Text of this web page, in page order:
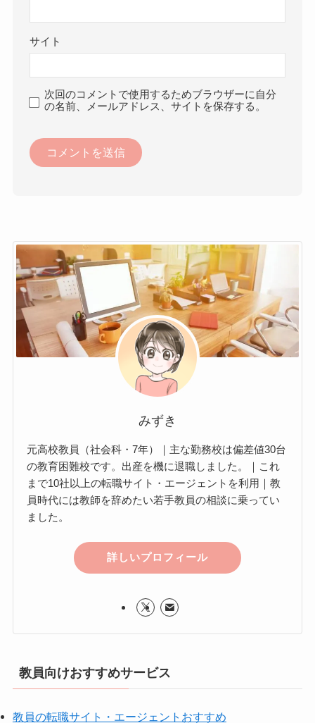
サイト
次回のコメントで使用するためブラウザーに自分
の名前、メールアドレス、サイトを保存する。
みずき
元高校教員（社会科・7年）｜主な勤務校は偏差値30台
の教育困難校です。出産を機に退職しました。｜これ
まで10社以上の転職サイト・エージェントを利用｜教
員時代には教師を辞めたい若手教員の相談に乗ってい
ました。
詳しいプロフィール
教員向けおすすめサービス
教員の転職サイト・エージェントおすすめ